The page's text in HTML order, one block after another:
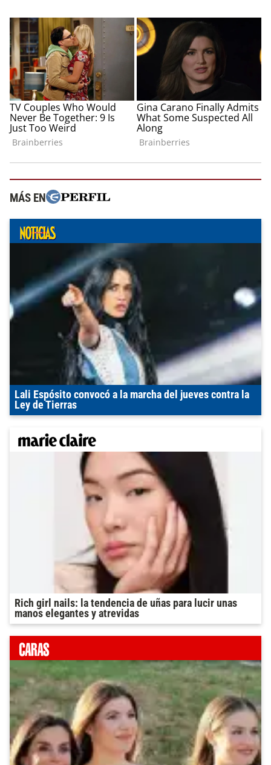
MÁS EN
Lali Espósito convocó a la marcha del jueves contra la
Ley de Tierras
Rich girl nails: la tendencia de uñas para lucir unas
manos elegantes y atrevidas